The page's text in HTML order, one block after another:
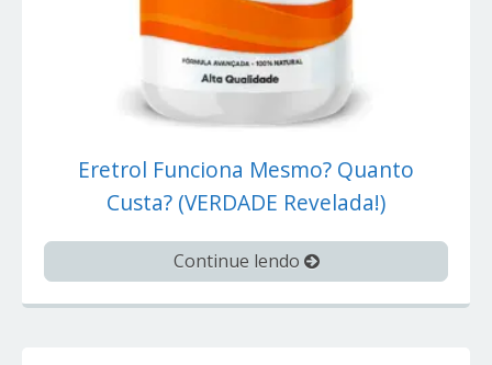
Eretrol Funciona Mesmo? Quanto
Custa? (VERDADE Revelada!)
Continue lendo